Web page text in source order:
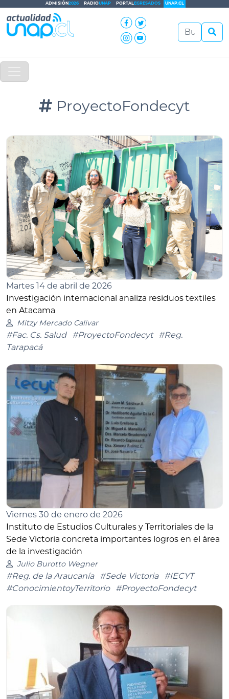
ADMISIÓN2026 RADIOUNAP PORTALEGRESADOS UNAP.CL
ProyectoFondecyt
Martes 14 de abril de 2026
Investigación internacional analiza residuos textiles
en Atacama
Mitzy Mercado Calivar
#Fac. Cs. Salud #ProyectoFondecyt
#Reg.
Tarapacá
Viernes 30 de enero de 2026
Instituto de Estudios Culturales y Territoriales de la
Sede Victoria concreta importantes logros en el área
de la investigación
Julio Burotto Wegner
#Reg. de la Araucanía #Sede Victoria
#IECYT
#ConocimientoyTerritorio
#ProyectoFondecyt